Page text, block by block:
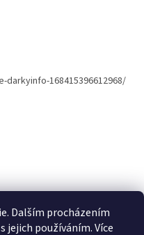
Dalším procházením
jejich používáním. Více
168415396612968/